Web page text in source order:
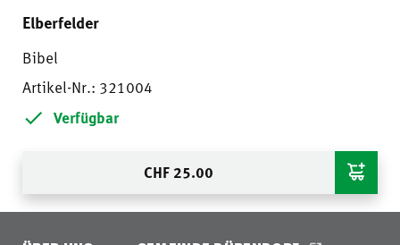
Elberfelder
Bibel
Artikel-Nr.: 321004
Verfügbar
CHF 25.00